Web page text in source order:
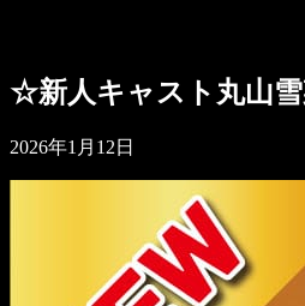
☆新人キャスト丸山
2026年1月12日